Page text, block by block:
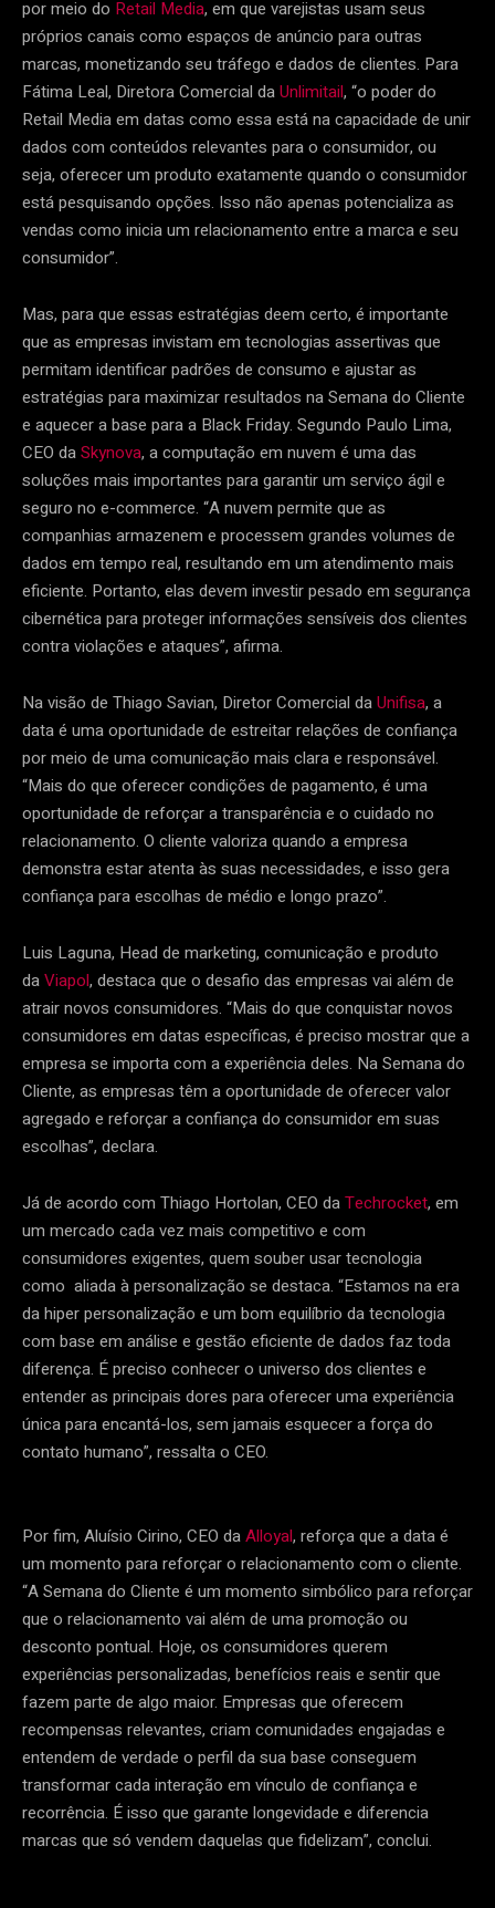
por meio do Retail Media, em que varejistas usam seus
próprios canais como espaços de anúncio para outras
marcas, monetizando seu tráfego e dados de clientes. Para
Fátima Leal, Diretora Comercial daUnlimitail, “o poder do
Retail Media em datas como essa está na capacidade de unir
dados com conteúdos relevantes para o consumidor, ou
seja, oferecer um produto exatamente quando o consumidor
está pesquisando opções. Isso não apenas potencializa as
vendas como inicia um relacionamento entre a marca e seu
consumidor”.
Mas, para que essas estratégias deem certo, é importante
que as empresas invistam em tecnologias assertivas que
permitam identificar padrões de consumo e ajustar as
estratégias para maximizar resultados na Semana do Cliente
e aquecer a base para a Black Friday. Segundo Paulo Lima,
CEO daSkynova, a computação em nuvem é uma das
soluções mais importantes para garantir um serviço ágil e
seguro no e-commerce. “A nuvem permite que as
companhias armazenem e processem grandes volumes de
dados em tempo real, resultando em um atendimento mais
eficiente. Portanto, elas devem investir pesado em segurança
cibernética para proteger informações sensíveis dos clientes
contra violações e ataques”, afirma.
Na visão de Thiago Savian, Diretor Comercial daUnifisa, a
data é uma oportunidade de estreitar relações de confiança
por meio de uma comunicação mais clara e responsável.
“Mais do que oferecer condições de pagamento, é uma
oportunidade de reforçar a transparência e o cuidado no
relacionamento. O cliente valoriza quando a empresa
demonstra estar atenta às suas necessidades, e isso gera
confiança para escolhas de médio e longo prazo”.
Luis Laguna, Head de marketing, comunicação e produto
daViapol, destaca que o desafio das empresas vai além de
atrair novos consumidores. “Mais do que conquistar novos
consumidores em datas específicas, é preciso mostrar que a
empresa se importa com a experiência deles. Na Semana do
Cliente, as empresas têm a oportunidade de oferecer valor
agregado e reforçar a confiança do consumidor em suas
escolhas”, declara.
Já de acordo com Thiago Hortolan, CEO daTechrocket, em
um mercado cada vez mais competitivo e com
consumidores exigentes, quem souber usar tecnologia
como aliada à personalização se destaca. “Estamos na era
da hiper personalização e um bom equilíbrio da tecnologia
com base em análise e gestão eficiente de dados faz toda
diferença. É preciso conhecer o universo dos clientes e
entender as principais dores para oferecer uma experiência
única para encantá-los, sem jamais esquecer a força do
contato humano”, ressalta o CEO.
Por fim, Aluísio Cirino, CEO daAlloyal, reforça que a data é
um momento para reforçar o relacionamento com o cliente.
“A Semana do Cliente é um momento simbólico para reforçar
que o relacionamento vai além de uma promoção ou
desconto pontual. Hoje, os consumidores querem
experiências personalizadas, benefícios reais e sentir que
fazem parte de algo maior. Empresas que oferecem
recompensas relevantes, criam comunidades engajadas e
entendem de verdade o perfil da sua base conseguem
transformar cada interação em vínculo de confiança e
recorrência. É isso que garante longevidade e diferencia
marcas que só vendem daquelas que fidelizam”, conclui.